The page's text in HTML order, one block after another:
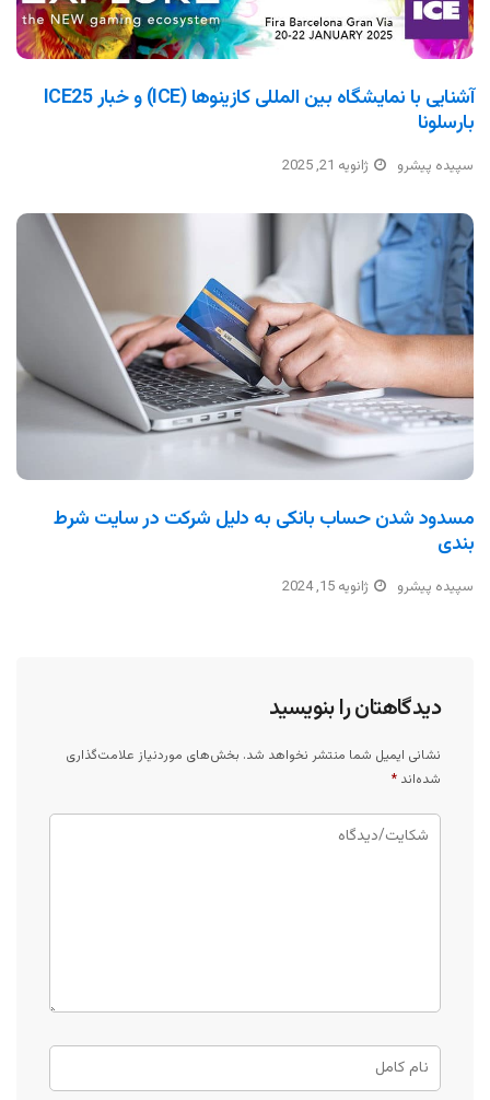
آشنایی با نمایشگاه بین المللی کازینوها (ICE) و خبار ICE25
بارسلونا
سپیده پیشرو ژانویه 21, 2025
مسدود شدن حساب بانکی به دلیل شرکت در سایت شرط
بندی
سپیده پیشرو ژانویه 15, 2024
دیدگاهتان را بنویسید
نشانی ایمیل شما منتشر نخواهد شد. بخش‌های موردنیاز علامت‌گذاری
شده‌اند *